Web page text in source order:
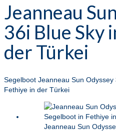
Jeanneau
36i Blue Sky
der Türkei
Segelboot Jeanneau Sun
Fethiye in der Türkei
Jeanneau Sun